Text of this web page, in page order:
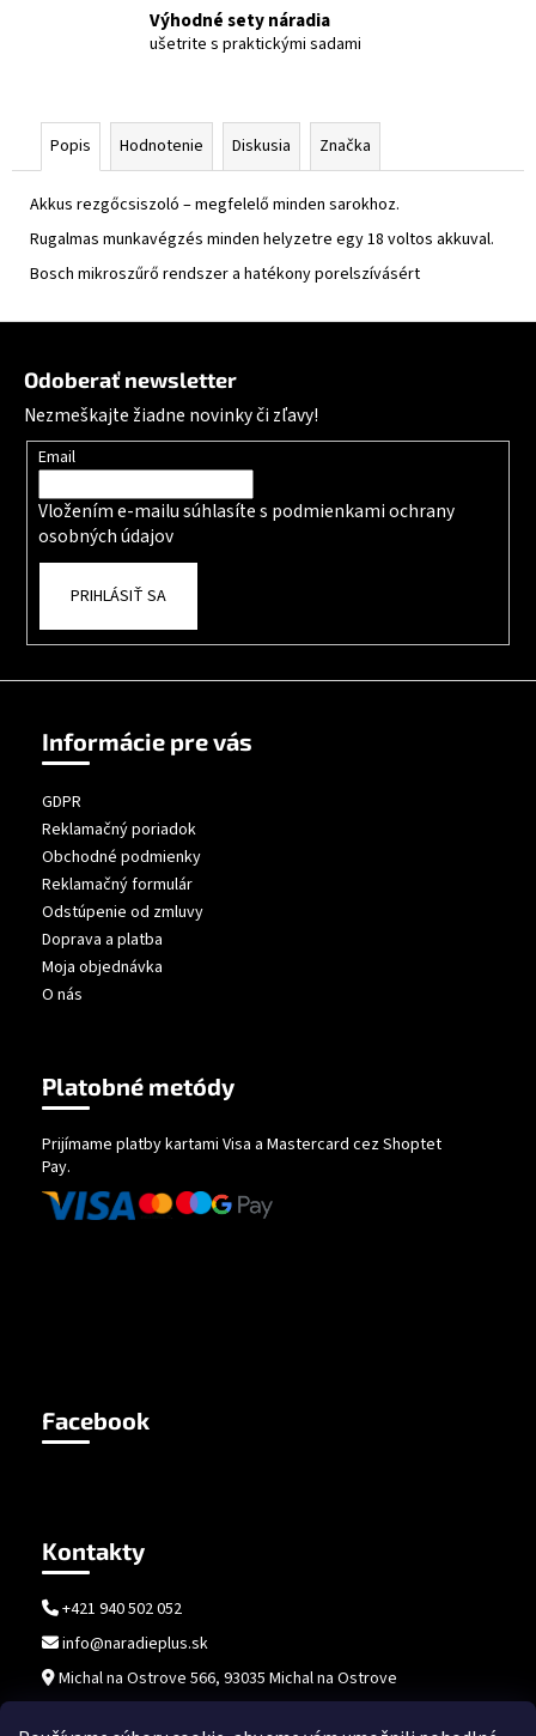
Výhodné sety náradia
ušetrite s praktickými sadami
Popis Hodnotenie Diskusia Značka
Akkus rezgőcsiszoló – megfelelő minden sarokhoz.
Rugalmas munkavégzés minden helyzetre egy 18 voltos akkuval.
Bosch mikroszűrő rendszer a hatékony porelszívásért
Odoberať newsletter
Nezmeškajte žiadne novinky či zľavy!
Email
Vložením e-mailu súhlasíte s podmienkami ochrany
osobných údajov
PRIHLÁSIŤ SA
Informácie pre vás
GDPR
Reklamačný poriadok
Obchodné podmienky
Reklamačný formulár
Odstúpenie od zmluvy
Doprava a platba
Moja objednávka
O nás
Platobné metódy
Prijímame platby kartami Visa a Mastercard cez Shoptet
Pay.
Facebook
Kontakty
+421 940 502 052
info@naradieplus.sk
Michal na Ostrove 566, 93035 Michal na Ostrove